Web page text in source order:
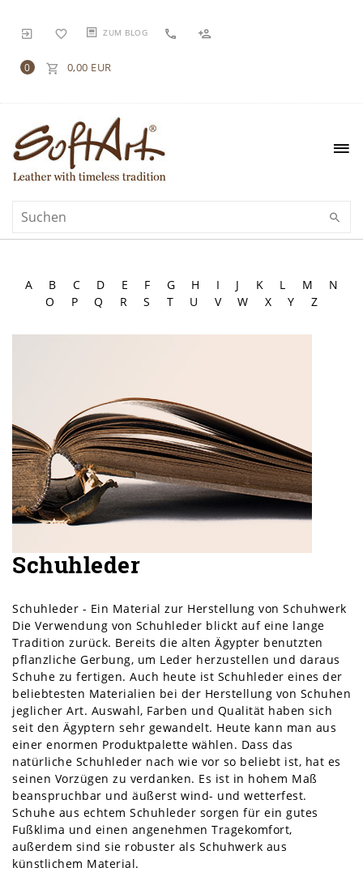
ZUM BLOG
0 0,00 EUR
A B C D E F G H I J K L M
N
O
P Q R S T U V W X Y Z
Schuhleder
Schuhleder - Ein Material zur Herstellung von Schuhwerk
Die Verwendung von Schuhleder blickt auf eine lange
Tradition zurück. Bereits die alten Ägypter benutzten
pflanzliche Gerbung, um Leder herzustellen und daraus
Schuhe zu fertigen. Auch heute ist Schuhleder eines der
beliebtesten Materialien bei der Herstellung von Schuhen
jeglicher Art. Auswahl, Farben und Qualität haben sich
seit den Ägyptern sehr gewandelt. Heute kann man aus
einer enormen Produktpalette wählen. Dass das
natürliche Schuhleder nach wie vor so beliebt ist, hat es
seinen Vorzügen zu verdanken. Es ist in hohem Maß
beanspruchbar und äußerst wind- und wetterfest.
Schuhe aus echtem Schuhleder sorgen für ein gutes
Fußklima und einen angenehmen Tragekomfort,
außerdem sind sie robuster als Schuhwerk aus
künstlichem Material.